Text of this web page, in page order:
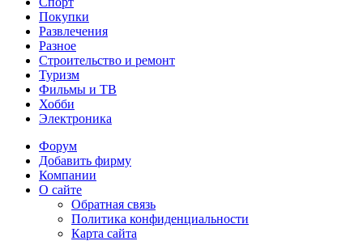
Покупки
Развлечения
Разное
Строительство и ремонт
Туризм
Фильмы и ТВ
Хобби
Электроника
Форум
Добавить фирму
Компании
О сайте
Обратная связь
Политика конфиденциальности
Карта сайта